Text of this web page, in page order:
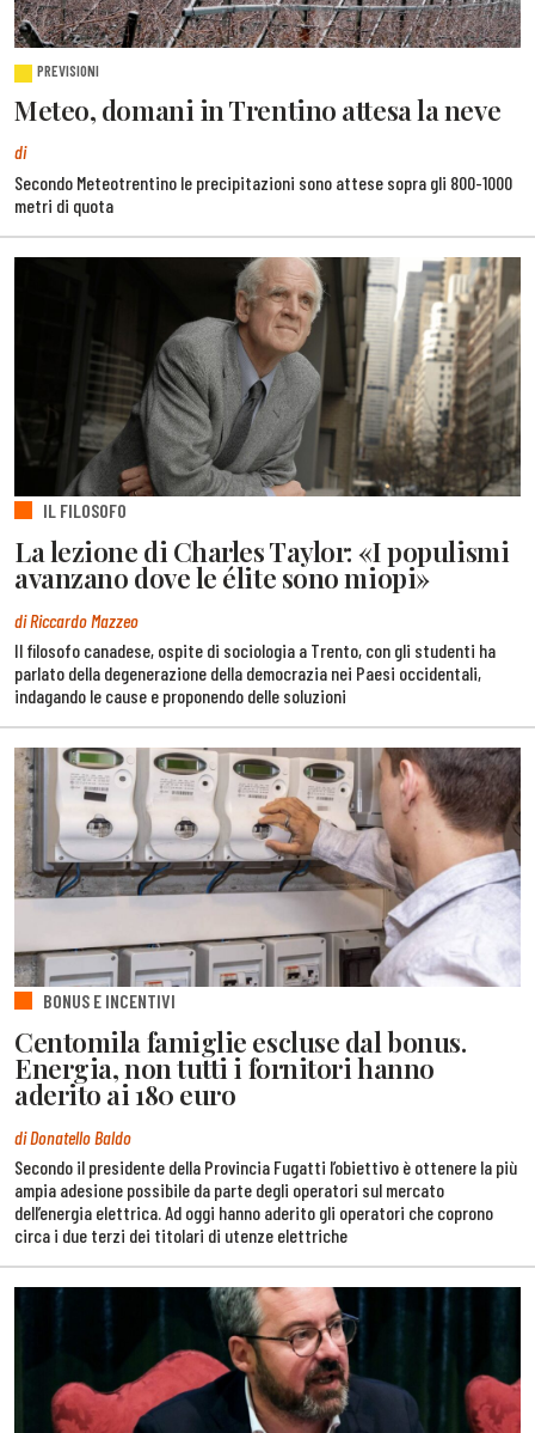
PREVISIONI
Meteo, domani in Trentino attesa la neve
di
Secondo Meteotrentino le precipitazioni sono attese sopra gli 800-1000
metri di quota
IL FILOSOFO
La lezione di Charles Taylor: «I populismi
avanzano dove le élite sono miopi»
di Riccardo Mazzeo
Il filosofo canadese, ospite di sociologia a Trento, con gli studenti ha
parlato della degenerazione della democrazia nei Paesi occidentali,
indagando le cause e proponendo delle soluzioni
BONUS E INCENTIVI
Centomila famiglie escluse dal bonus.
Energia, non tutti i fornitori hanno
aderito ai 180 euro
di Donatello Baldo
Secondo il presidente della Provincia Fugatti l’obiettivo è ottenere la più
ampia adesione possibile da parte degli operatori sul mercato
dell’energia elettrica. Ad oggi hanno aderito gli operatori che coprono
circa i due terzi dei titolari di utenze elettriche